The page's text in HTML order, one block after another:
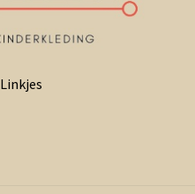
Linkjes